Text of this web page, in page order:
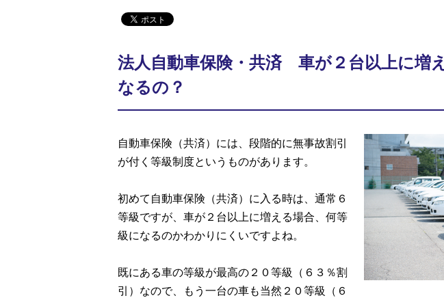
法人自動車保険・共済 車が２台以上に増
なるの？
自動車保険（共済）には、段階的に無事故割引
が付く等級制度というものがあります。
初めて自動車保険（共済）に入る時は、通常６
等級ですが、車が２台以上に増える場合、何等
級になるのかわかりにくいですよね。
既にある車の等級が最高の２０等級（６３％割
引）なので、もう一台の車も当然２０等級（６